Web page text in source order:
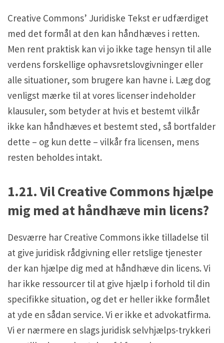
Creative Commons’ Juridiske Tekst er udfærdiget
med det formål at den kan håndhæves i retten.
Men rent praktisk kan vi jo ikke tage hensyn til alle
verdens forskellige ophavsretslovgivninger eller
alle situationer, som brugere kan havne i. Læg dog
venligst mærke til at vores licenser indeholder
klausuler, som betyder at hvis et bestemt vilkår
ikke kan håndhæves et bestemt sted, så bortfalder
dette – og kun dette – vilkår fra licensen, mens
resten beholdes intakt.
1.21. Vil Creative Commons hjælpe
mig med at håndhæve min licens?
Desværre har Creative Commons ikke tilladelse til
at give juridisk rådgivning eller retslige tjenester
der kan hjælpe dig med at håndhæve din licens. Vi
har ikke ressourcer til at give hjælp i forhold til din
specifikke situation, og det er heller ikke formålet
at yde en sådan service. Vi er ikke et advokatfirma.
Vi er nærmere en slags juridisk selvhjælps-trykkeri